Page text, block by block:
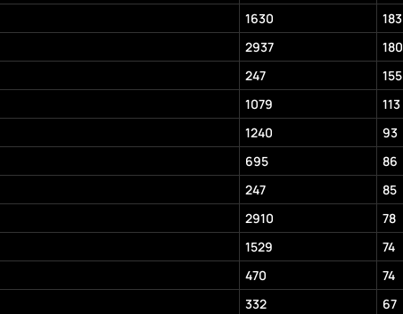
1630 183
2937 180
247 155
1079 113
1240 93
695 86
247 85
2910 78
1529 74
470 74
332 67